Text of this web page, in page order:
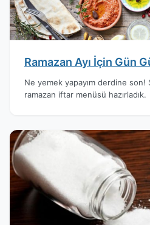
Ramazan Ayı İçin Gün
Ne yemek yapayım derdine son!
ramazan iftar menüsü hazırladık.